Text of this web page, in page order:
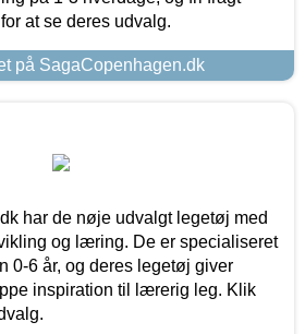
at se deres udvalg.
på SagaCopenhagen.dk
har de nøje udvalgt legetøj med
og læring. De er specialiseret
0-6 år, og deres legetøj giver
inspiration til lærerig leg. Klik